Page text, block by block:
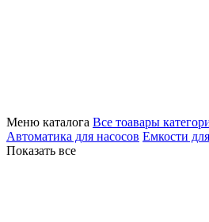
Меню каталога Все тоавары
Автоматика для насосов Емкости
Показать все